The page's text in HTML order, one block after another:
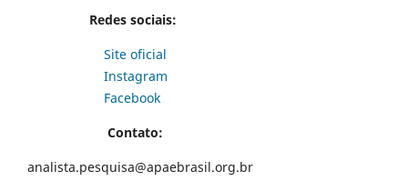
Redes sociais:
Site oficial
Instagram
Facebook
Contato:
analista.pesquisa@apaebrasil.org.br